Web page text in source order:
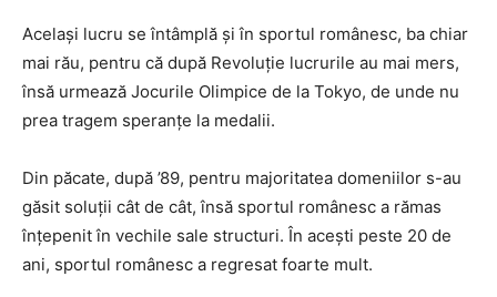
Acelaşi lucru se întâmplă şi în sportul românesc, ba chiar
mai rău, pentru că după Revoluţie lucrurile au mai mers,
însă urmează Jocurile Olimpice de la Tokyo, de unde nu
prea tragem speranţe la medalii.
Din păcate, după ’89, pentru majoritatea domeniilor s-au
găsit soluţii cât de cât, însă sportul românesc a rămas
înţepenit în vechile sale structuri. În aceşti peste 20 de
ani, sportul românesc a regresat foarte mult.